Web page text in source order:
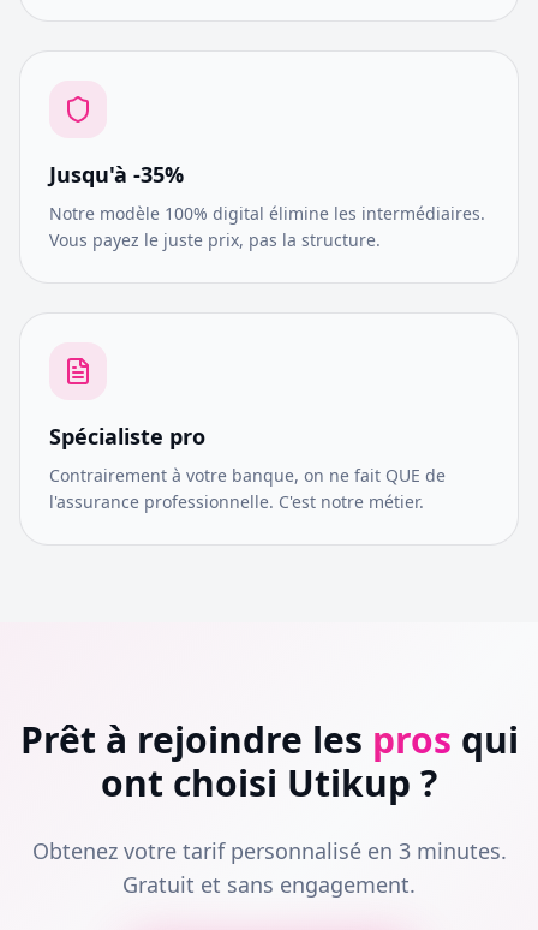
Jusqu'à -35%
Notre modèle 100% digital élimine les intermédiaires.
Vous payez le juste prix, pas la structure.
Spécialiste pro
Contrairement à votre banque, on ne fait QUE de
l'assurance professionnelle. C'est notre métier.
Prêt à rejoindre les pros qui
ont choisi Utikup ?
Obtenez votre tarif personnalisé en 3 minutes.
Gratuit et sans engagement.